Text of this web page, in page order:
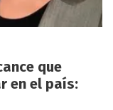
que
en el país: